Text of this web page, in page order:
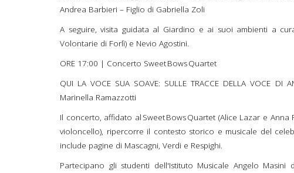
Andrea Barbieri – Figlio di Gabriella Zoli
A seguire, visita guidata al Giardino e ai suoi ambienti a
Volontarie di Forlì) e Nevio Agostini.
ORE 17:00 | Concerto Sweet Bows Quartet
QUI LA VOCE SUA SOAVE: SULLE TRACCE DELLA VOCE
Marinella Ramazzotti
Il concerto, affidato al Sweet Bows Quartet (Alice Lazar e
violoncello), ripercorre il contesto storico e musicale del
include pagine di Mascagni, Verdi e Respighi.
Partecipano gli studenti dell'Istituto Musicale Angelo